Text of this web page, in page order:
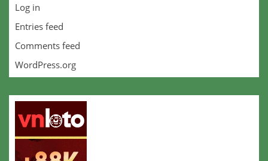
Log in
Entries feed
Comments feed
WordPress.org